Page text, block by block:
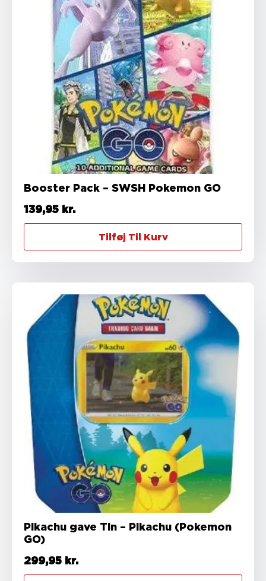
Booster Pack – SWSH Pokemon GO
139,95 kr.
Tilføj Til Kurv
Pikachu gave Tin – Pikachu (Pokemon
GO)
299,95 kr.